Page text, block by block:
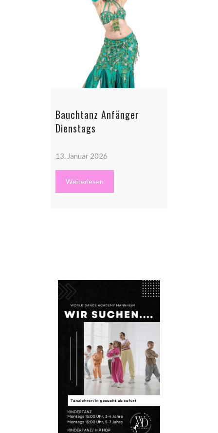
Bauchtanz Anfänger
Dienstags
13. Januar 2026
Weiterlesen